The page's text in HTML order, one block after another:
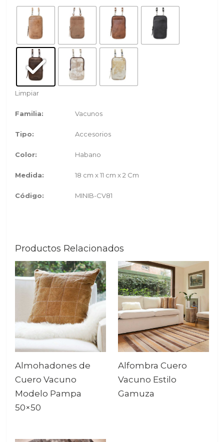
Limpiar
Familia: Vacunos
Tipo: Accesorios
Color: Habano
Medida: 18 cm x 11 cm x 2 Cm
Código: MINIB-CV81
Productos Relacionados
Almohadones de
Cuero Vacuno
Modelo Pampa
50×50
Alfombra Cuero
Vacuno Estilo
Gamuza